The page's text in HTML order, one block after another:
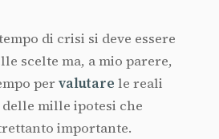
di crisi si deve essere
scelte ma, a mio parere,
pervalutare le reali
delle mille ipotesi che
importante.